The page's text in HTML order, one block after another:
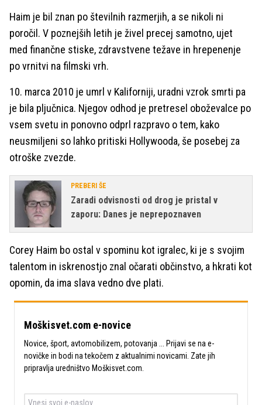
Haim je bil znan po številnih razmerjih, a se nikoli ni
poročil. V poznejših letih je živel precej samotno, ujet
med finančne stiske, zdravstvene težave in hrepenenje
po vrnitvi na filmski vrh.
10. marca 2010 je umrl v Kaliforniji, uradni vzrok smrti pa
je bila pljučnica. Njegov odhod je pretresel oboževalce po
vsem svetu in ponovno odprl razpravo o tem, kako
neusmiljeni so lahko pritiski Hollywooda, še posebej za
otroške zvezde.
PREBERI ŠE
Zaradi odvisnosti od drog je pristal v
zaporu: Danes je neprepoznaven
Corey Haim bo ostal v spominu kot igralec, ki je s svojim
talentom in iskrenostjo znal očarati občinstvo, a hkrati kot
opomin, da ima slava vedno dve plati.
Moškisvet.com e-novice
Novice, šport, avtomobilizem, potovanja ... Prijavi se na e-
novičke in bodi na tekočem z aktualnimi novicami. Zate jih
pripravlja uredništvo Moškisvet.com.